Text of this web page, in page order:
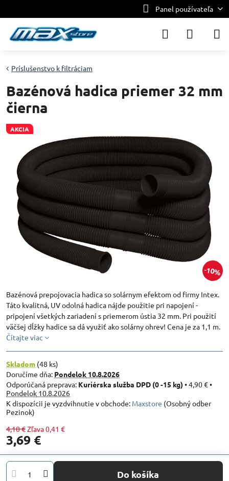
Panel používateľa
AKCIA
10%
Príslušenstvo k filtráciam
Bazénová hadica priemer 32 mm
čierna
Bazénová prepojovacia hadica so solárnym efektom od firmy Intex.
Táto kvalitná, UV odolná hadica nájde použitie pri napojení -
pripojení všetkých zariadení s priemerom ústia 32 mm. Pri použití
väčšej dĺžky hadice sa dá využiť ako solárny ohrev! Cena je za 1,1 m.
Čítajte viac
Skladom (48 ks)
Doručíme dňa: Pondelok 10.8.2026
Kuriérska služba DPD (0 -15 kg) •4,90 €•
Pondelok 10.8.2026
Maxstore (Osobný odber
Pezinok)
4,10 €Zľava0,41 €
3,69 €
Do košíka